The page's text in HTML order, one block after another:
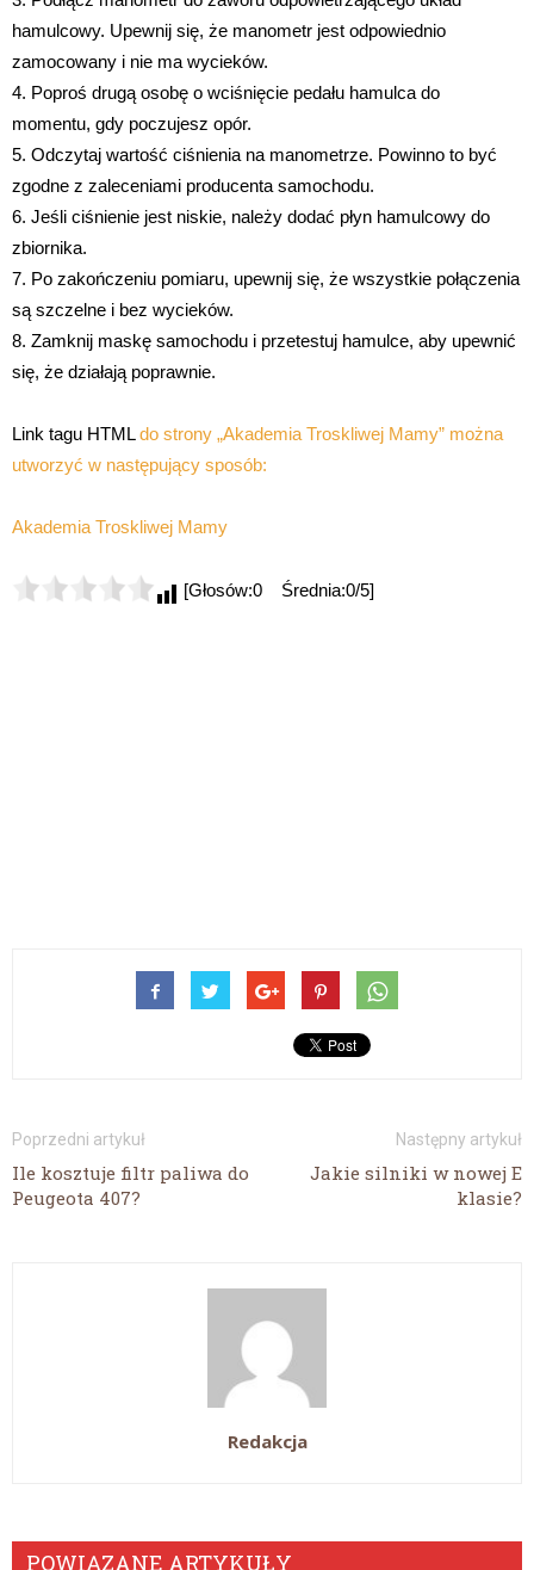
hamulcowy. Upewnij się, że manometr jest odpowiednio
zamocowany i nie ma wycieków.
4. Poproś drugą osobę o wciśnięcie pedału hamulca do
momentu, gdy poczujesz opór.
5. Odczytaj wartość ciśnienia na manometrze. Powinno to być
zgodne z zaleceniami producenta samochodu.
6. Jeśli ciśnienie jest niskie, należy dodać płyn hamulcowy do
zbiornika.
7. Po zakończeniu pomiaru, upewnij się, że wszystkie połączenia
są szczelne i bez wycieków.
8. Zamknij maskę samochodu i przetestuj hamulce, aby upewnić
się, że działają poprawnie.
Link tagu HTMLdo strony „Akademia Troskliwej Mamy” można
utworzyć w następujący sposób:
Akademia Troskliwej Mamy
[Głosów:0 Średnia:0/5]
Poprzedni artykuł
Ile kosztuje filtr paliwa do
Peugeota 407?
Następny artykuł
Jakie silniki w nowej E
klasie?
Redakcja
POWIĄZANE ARTYKUŁY